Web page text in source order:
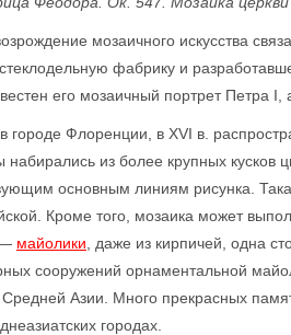
мозаичного искусства
фабрику и
его мозаичный портрет Петра I,
городе Флоренции, в XVI в.
набирались из более крупных
основным линиям рисунка.
Кроме того, мозаика может
— майолики , даже из кирпичей, одна
сооружений орнаментальной
Средней Азии. Много прекрасных
городах.